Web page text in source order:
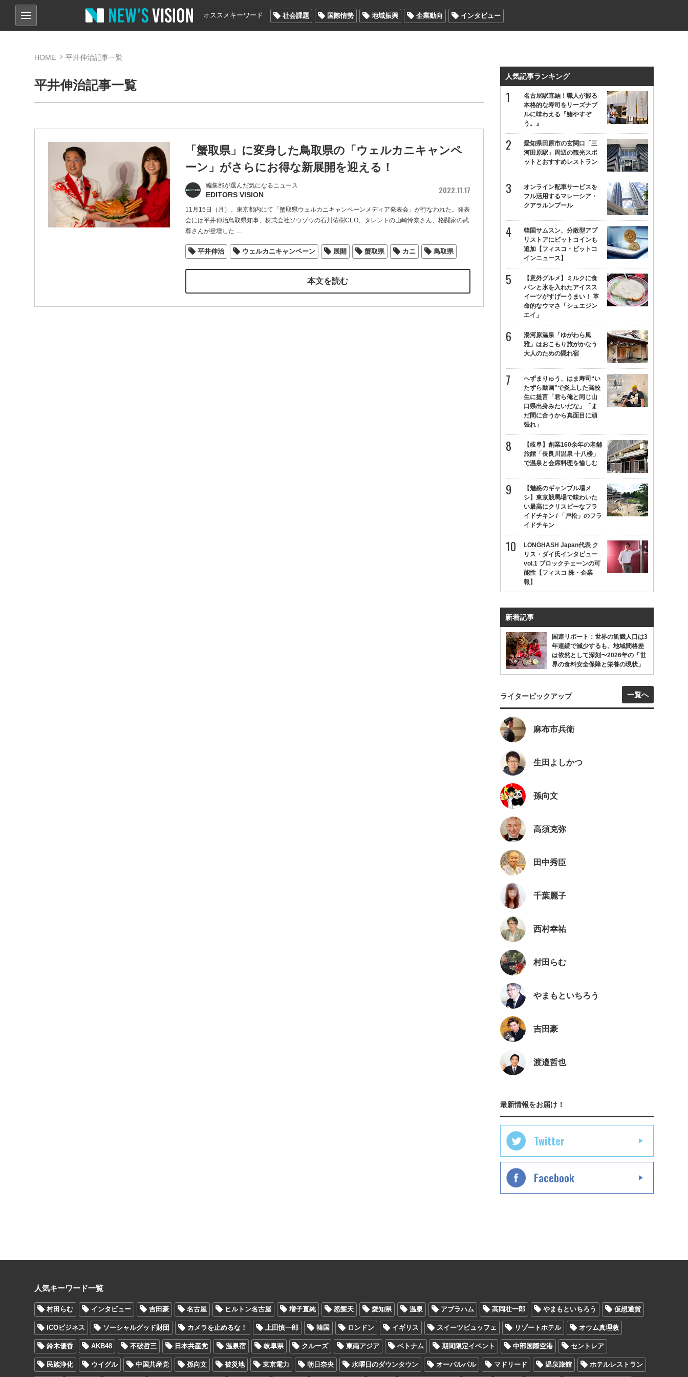
オススメキーワード 社会課題 国際情勢 地域振興 企業動向 インタビュー
HOME 平井伸治記事一覧
平井伸治記事一覧
「蟹取県」に変身した鳥取県の「ウェルカニキャンペ
ーン」がさらにお得な新展開を迎える！
編集部が選んだ気になるニュース
EDITORS VISION 2022.11.17
11月15日（月）、東京都内にて「蟹取県ウェルカニキャンペーンメディア発表会」が行なわれた。発表
会には平井伸治鳥取県知事、株式会社ソウゾウの石川佑樹CEО、タレントの山崎怜奈さん、格闘家の武
尊さんが登壇した …
平井伸治 ウェルカニキャンペーン 展開 蟹取県 カニ 鳥取県
本文を読む
人気記事ランキング
名古屋駅直結！職人が握る
本格的な寿司をリーズナブ
ルに味わえる『鮨やすぞ
う。』
愛知県田原市の玄関口「三
河田原駅」周辺の観光スポ
ットとおすすめレストラン
オンライン配車サービスを
フル活用するマレーシア・
クアラルンプール
韓国サムスン、分散型アプ
リストアにビットコインも
追加【フィスコ・ビットコ
インニュース】
【意外グルメ】ミルクに食
パンと氷を入れたアイスス
イーツがすげーうまい！ 革
命的なウマさ「シュエジン
エイ」
湯河原温泉「ゆがわら風
雅」はおこもり旅がかなう
大人のための隠れ宿
へずまりゅう、はま寿司“い
たずら動画”で炎上した高校
生に提言「君ら俺と同じ山
口県出身みたいだな」「ま
だ間に合うから真面目に頑
張れ」
【岐阜】創業160余年の老舗
旅館「長良川温泉 十八楼」
で温泉と会席料理を愉しむ
【魅惑のギャンブル場メ
シ】東京競馬場で味わいた
い最高にクリスピーなフラ
イドチキン / 「戸松」のフラ
イドチキン
LONGHASH Japan代表 ク
リス・ダイ氏インタビュー
vol.1 ブロックチェーンの可
能性【フィスコ 株・企業
報】
新着記事
国連リポート：世界の飢餓人口は3
年連続で減少するも、地域間格差
は依然として深刻〜2026年の「世
界の食料安全保障と栄養の現状」
ライターピックアップ 一覧へ
麻布市兵衛
生田よしかつ
孫向文
高須克弥
田中秀臣
千葉麗子
西村幸祐
村田らむ
やまもといちろう
吉田豪
渡邉哲也
最新情報をお届け！
Twitter
Facebook
人気キーワード一覧
村田らむ インタビュー 吉田豪 名古屋 ヒルトン名古屋 増子直純 怒髪天 愛知県 温泉 アブラハム 高岡壮一郎 やまもといちろう 仮想通貨
ICOビジネス ソーシャルグッド財団 カメラを止めるな！ 上田慎一郎 韓国 ロンドン イギリス スイーツビュッフェ リゾートホテル オウム真理教
鈴木優香 AKB48 不破哲三 日本共産党 温泉宿 岐阜県 クルーズ 東南アジア ベトナム 期間限定イベント 中部国際空港 セントレア
民族浄化 ウイグル 中国共産党 孫向文 被災地 東京電力 朝日奈央 水曜日のダウンタウン オーパルパル マドリード 温泉旅館 ホテルレストラン